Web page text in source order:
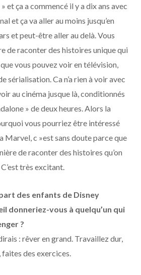
et ça a commencé il y a dix ans avec
et ça va aller au moins jusqu’en
et peut-être aller au delà. Vous
de raconter des histoires unique qui
que vous pouvez voir en télévision,
sérialisation. Ca n’a rien à voir avec
au cinéma jusque là, conditionnés
» de deux heures. Alors la
vous pourriez être intéressé
Marvel, c »est sans doute parce que
de raconter des histoires qu’on
très excitant.
des enfants de Disney
donneriez-vous à quelqu’un qui
?
: rêver en grand. Travaillez dur,
des exercices.